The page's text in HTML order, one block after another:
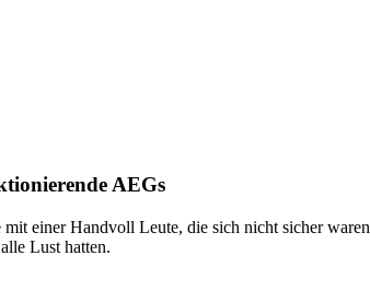
AEGs
mit einer Handvoll Leute, die sich nicht sicher
Lust hatten.